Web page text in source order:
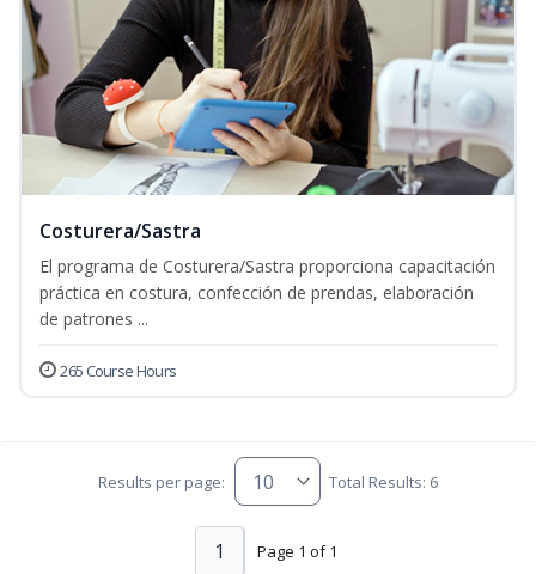
Costurera/Sastra
El programa de Costurera/Sastra proporciona capacitación
práctica en costura, confección de prendas, elaboración
de patrones ...
265 Course Hours
Results per page: Total Results: 6
Page 1 of 1
1